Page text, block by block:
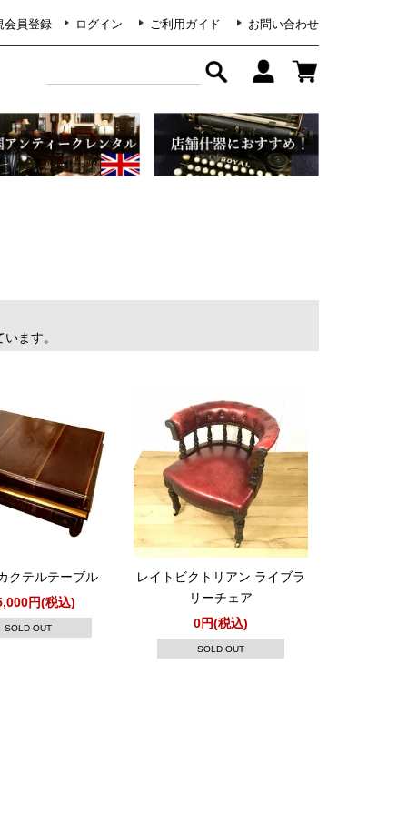
会員登録 ログイン ご利用ガイド お問い合わせ
ます。
クテルテーブル
円(税込)
SOLD OUT
レイトビクトリアン ライブラ
リーチェア
0円(税込)
SOLD OUT